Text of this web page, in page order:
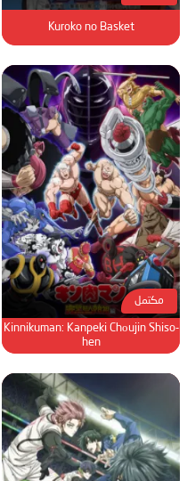
Kuroko no Basket
مكتمل
Kinnikuman: Kanpeki Chоujin Shiso-
hen